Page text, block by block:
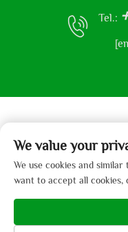
Tel.:
Direitos autorais ©
Co., Ltd.
We value your
We use cookies and
want to accept all cookies,